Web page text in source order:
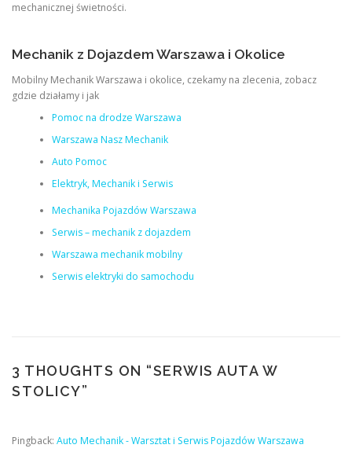
mechanicznej świetności.
Mechanik z Dojazdem Warszawa i Okolice
Mobilny Mechanik Warszawa i okolice, czekamy na zlecenia, zobacz
gdzie działamy i jak
Pomoc na drodze Warszawa
Warszawa Nasz Mechanik
Auto Pomoc
Elektryk, Mechanik i Serwis
Mechanika Pojazdów Warszawa
Serwis – mechanik z dojazdem
Warszawa mechanik mobilny
Serwis elektryki do samochodu
3 THOUGHTS ON “SERWIS AUTA W
STOLICY”
Pingback: Auto Mechanik - Warsztat i Serwis Pojazdów Warszawa